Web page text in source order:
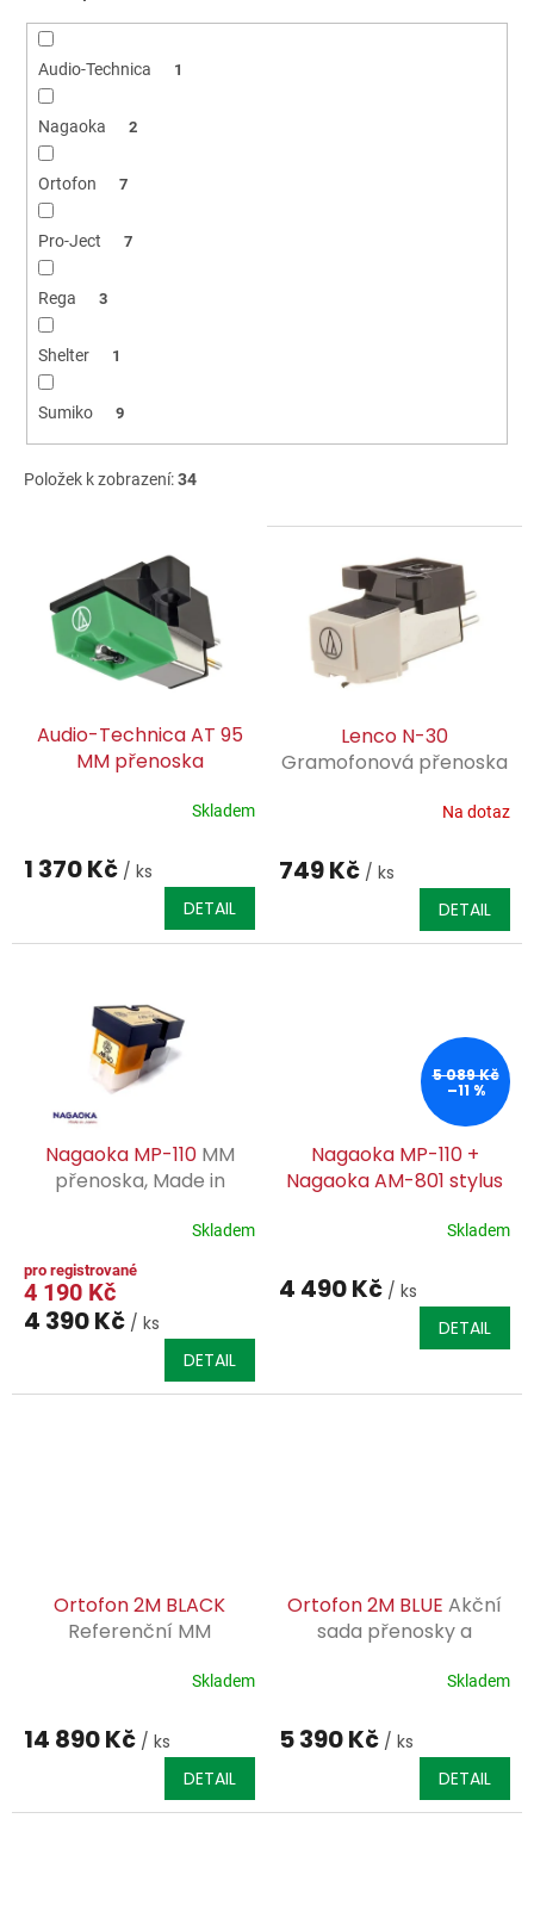
Audio-Technica 1
Nagaoka 2
Ortofon 7
Pro-Ject 7
Rega 3
Shelter 1
Sumiko 9
Položek k zobrazení:34
Audio-Technica AT 95
MM přenoska
produktu
je
5
Skladem
1 370 Kč / ks
DETAIL
Lenco N-30
Gramofonová přenoska
Na dotaz
749 Kč / ks
DETAIL
Nagaoka MP-110 MM
přenoska, Made in
Skladem
4 190 Kč
4 390 Kč / ks
DETAIL
5 089 Kč
–11 %
Nagaoka MP-110 +
Nagaoka AM-801 stylus
Skladem
4 490 Kč / ks
DETAIL
Ortofon 2M BLACK
Referenční MM
Shiabata diamant.Skladem
14 890 Kč / ks
DETAIL
Ortofon 2M BLUE Akční
sada přenosky a
MM přenoska, holý
Skladem
5 390 Kč / ks
DETAIL